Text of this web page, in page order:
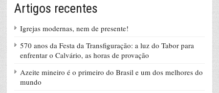
Artigos recentes
Igrejas modernas, nem de presente!
570 anos da Festa da Transfiguração: a luz do Tabor para
enfrentar o Calvário, as horas de provação
Azeite mineiro é o primeiro do Brasil e um dos melhores do
mundo